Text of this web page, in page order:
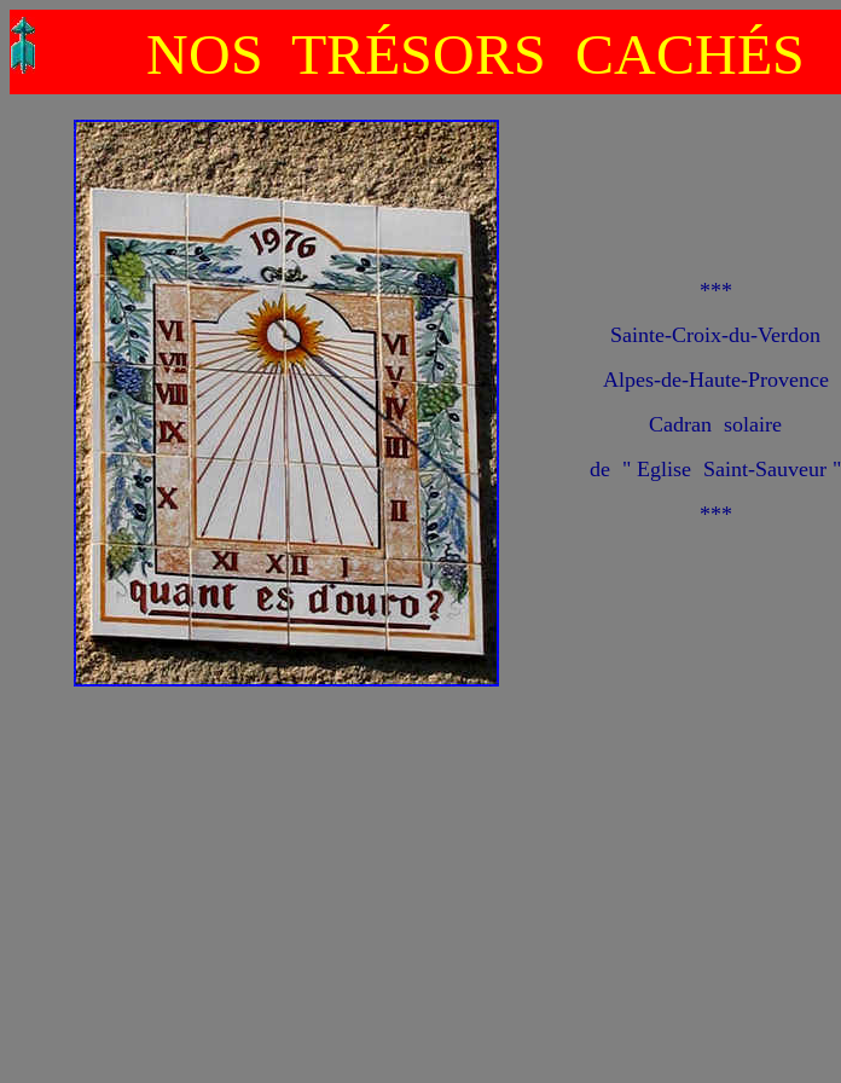
NOS TRÉSORS CACHÉS
***
Sainte-Croix-du-Verdon
Alpes-de-Haute-Provence
Cadran solaire
de " Eglise Saint-Sauveur "
***